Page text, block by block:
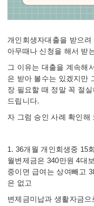
개인회생자대출을 받으
아무때나 신청을 해서 받
그 이유는 대출을 계속해
은 받아 볼수는 있겠지만
장 필요할 때 정말 꼭 절
드립니다.
자 그럼 승인 사례 확인해
1. 36개월 개인회생중 15
월변제금은 340만원 4대
중이면 급여는 상여빼고
은 없고
변제금미납과 생활자금으